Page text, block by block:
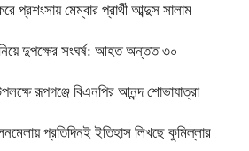
প্রশংসায় মেম্বার প্রার্থী আব্দুস সালাম
নিয়ে দুপক্ষের সংঘর্ষ: আহত অন্তত ৩০
রূপগঞ্জে বিএনপির আনন্দ শোভাযাত্রা
প্রতিদিনই ইতিহাস লিখছে কুমিল্লার